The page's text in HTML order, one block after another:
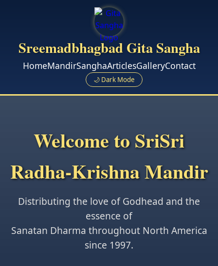
Sreemadbhagbad Gita Sangha
HomeMandirSanghaArticlesGalleryContact
🌙 Dark Mode
Welcome to SriSri
Radha-Krishna Mandir
Distributing the love of Godhead and the
essence of
Sanatan Dharma throughout North America
since 1997.